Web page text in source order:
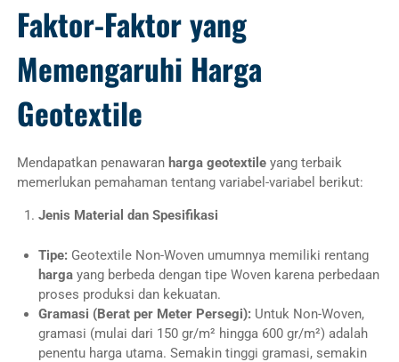
Faktor-Faktor yang
Memengaruhi Harga
Geotextile
Mendapatkan penawaran harga geotextileyang terbaik
memerlukan pemahaman tentang variabel-variabel berikut:
Jenis Material dan Spesifikasi
Tipe:Geotextile Non-Woven umumnya memiliki rentang
hargayang berbeda dengan tipe Woven karena perbedaan
proses produksi dan kekuatan.
Gramasi (Berat per Meter Persegi):Untuk Non-Woven,
gramasi (mulai dari 150 gr/m² hingga 600 gr/m²) adalah
penentu harga utama. Semakin tinggi gramasi, semakin